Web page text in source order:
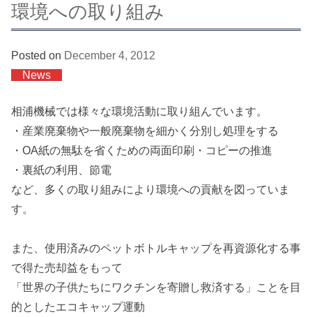
環境への取り組み
Posted on December 4, 2012
News
相浦機械では様々な環境活動に取り組んでいます。
・産業廃棄物や一般廃棄物を細かく分別し処理をする
・OA紙の無駄を省くための両面印刷・コピーの推進
・裏紙の利用、節電
など、多くの取り組みにより環境への貢献を図っていま
す。
また、使用済みのペットボトルキャップを再資源化する事
で得た売却益をもって
「世界の子供たちにワクチンを寄贈し救済する」ことを目
的としたエコキャップ運動